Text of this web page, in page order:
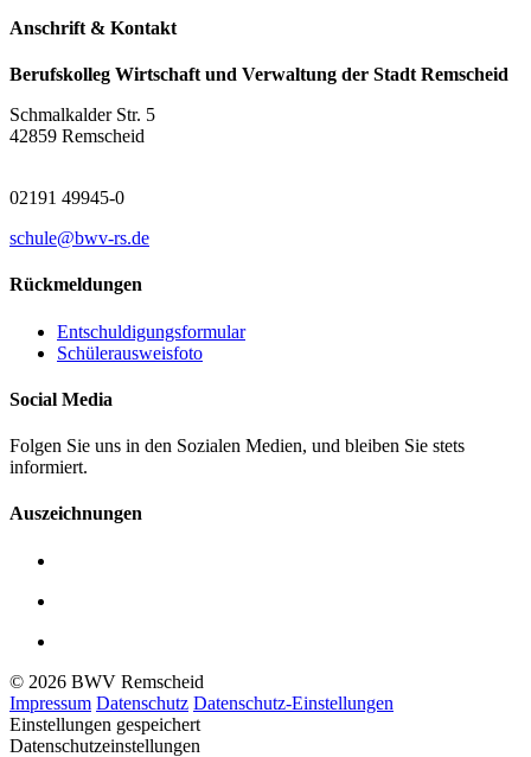
Anschrift & Kontakt
Berufskolleg Wirtschaft und Verwaltung der Stadt Remscheid
Schmalkalder Str. 5
42859 Remscheid
02191 49945-0
schule@bwv-rs.de
Rückmeldungen
Entschuldigungsformular
Schülerausweisfoto
Social Media
Folgen Sie uns in den Sozialen Medien, und bleiben Sie stets
informiert.
Auszeichnungen
© 2026 BWV Remscheid
Impressum Datenschutz Datenschutz-Einstellungen
Einstellungen gespeichert
Datenschutzeinstellungen